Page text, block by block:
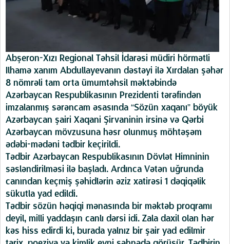
Abşeron-Xızı Regional Təhsil İdarəsi müdiri hörmətli
Ilhamə xanım Abdullayevanın dəstəyi ilə Xırdalan şəhər
8 nömrəli tam orta ümumtəhsil məktəbində
Azərbaycan Respublikasının Prezidenti tərəfindən
imzalanmış sərəncam əsasında “Sözün xaqanı” böyük
Azərbaycan şairi Xaqani Şirvaninin irsinə və Qərbi
Azərbaycan mövzusuna həsr olunmuş möhtəşəm
ədəbi-mədəni tədbir keçirildi.
Tədbir Azərbaycan Respublikasının Dövlət Himninin
səsləndirilməsi ilə başladı. Ardınca Vətən uğrunda
canından keçmiş şəhidlərin əziz xatirəsi 1 dəqiqəlik
sükutla yad edildi.
Tədbir sözün həqiqi mənasında bir məktəb proqramı
deyil, milli yaddaşın canlı dərsi idi. Zala daxil olan hər
kəs hiss edirdi ki, burada yalnız bir şair yad edilmir